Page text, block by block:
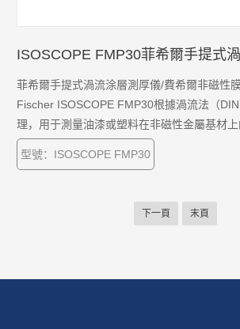
ISOSCOPE FMP30菲希爾手提式
菲希爾手提式渦流涂層測厚儀/費希爾非磁性
Fischer ISOSCOPE FMP30根據渦流法（
理，用于測量油漆或塑料在非磁性金屬基材上
鋁基材上陽極氧化層的厚度，也用于測量導
的厚度。
型號：ISOSCOPE FMP30
下一頁 末頁